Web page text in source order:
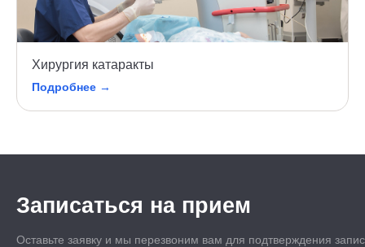
Хирургия катаракты
Подробнее →
Записаться на прием
Оставьте заявку и мы перезвоним вам для подтверждения